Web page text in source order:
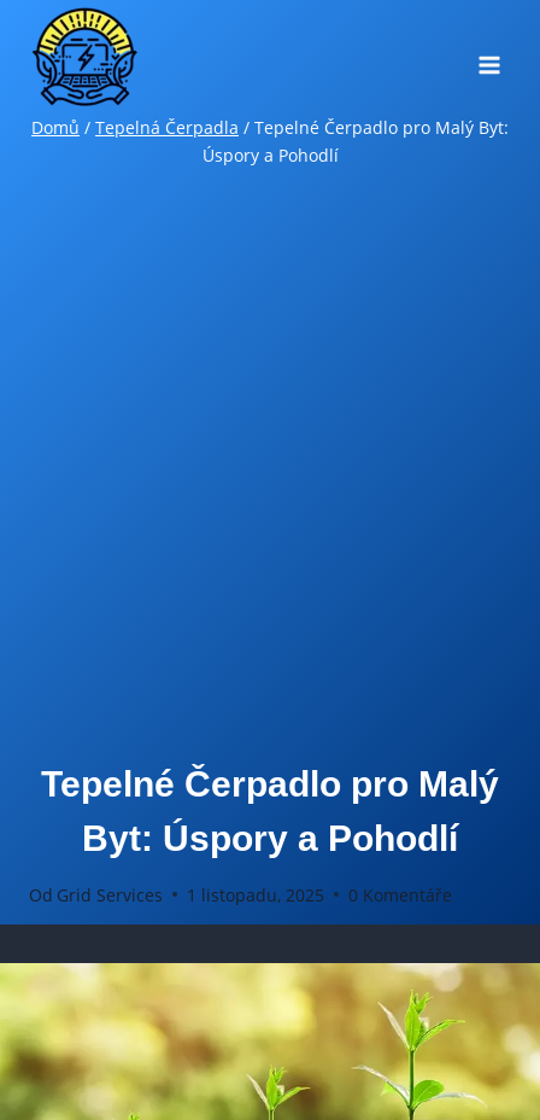
Přeskočit
obsah
Domů / Tepelná Čerpadla / Tepelné Čerpadlo pro Malý Byt:
Úspory a Pohodlí
Tepelné Čerpadlo pro Malý
Byt: Úspory a Pohodlí
Od Grid Services 1 listopadu, 2025 0 Komentáře